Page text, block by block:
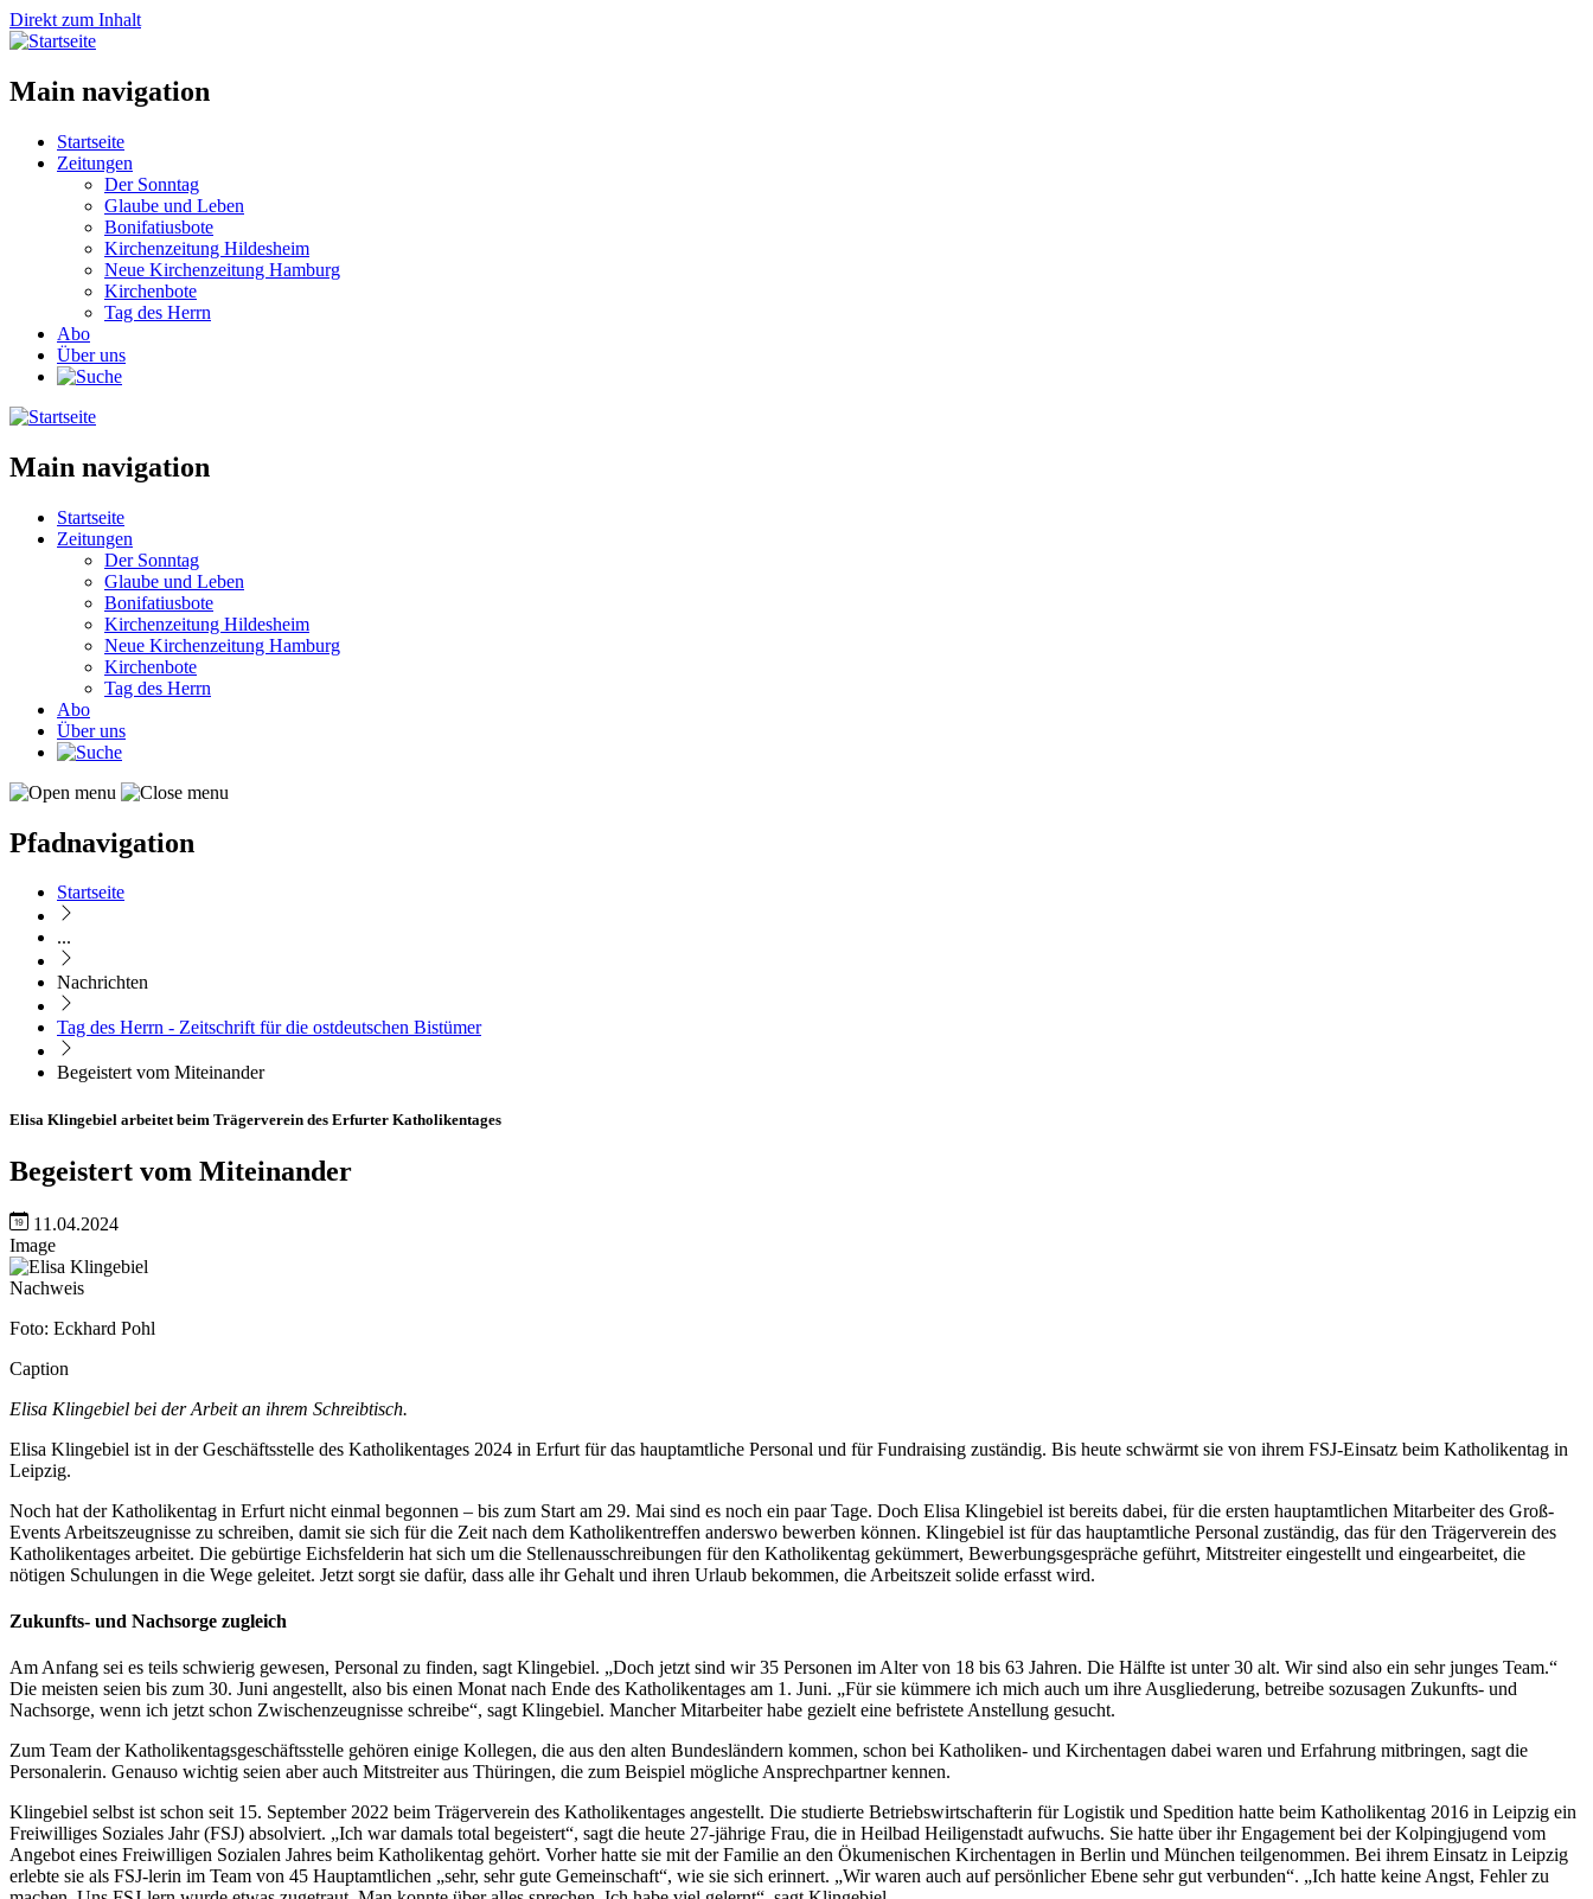
Direkt zum Inhalt
Main navigation
Startseite
Zeitungen
Der Sonntag
Glaube und Leben
Bonifatiusbote
Kirchenzeitung Hildesheim
Neue Kirchenzeitung Hamburg
Kirchenbote
Tag des Herrn
Abo
Über uns
Main navigation
Startseite
Zeitungen
Der Sonntag
Glaube und Leben
Bonifatiusbote
Kirchenzeitung Hildesheim
Neue Kirchenzeitung Hamburg
Kirchenbote
Tag des Herrn
Abo
Über uns
Pfadnavigation
Startseite
...
Nachrichten
Tag des Herrn - Zeitschrift für die ostdeutschen Bistümer
Begeistert vom Miteinander
Elisa Klingebiel arbeitet beim Trägerverein des Erfurter Katholikentages
Begeistert vom Miteinander
11.04.2024
Image
Nachweis
Foto: Eckhard Pohl
Caption
Elisa Klingebiel bei der Arbeit an ihrem Schreibtisch.
Elisa Klingebiel ist in der Geschäftsstelle des Katholikentages 2024 in Erfurt für das hauptamtliche Personal und für Fundraising zuständig. Bis heute schwärmt sie von ihrem FSJ-Einsatz beim Katholikentag in
Leipzig.
Noch hat der Katholikentag in Erfurt nicht einmal begonnen – bis zum Start am 29. Mai sind es noch ein paar Tage. Doch Elisa Klingebiel ist bereits dabei, für die ersten hauptamtlichen Mitarbeiter des Groß-
Events Arbeitszeugnisse zu schreiben, damit sie sich für die Zeit nach dem Katholikentreffen anderswo bewerben können. Klingebiel ist für das hauptamtliche Personal zuständig, das für den Trägerverein des
Katholikentages arbeitet. Die gebürtige Eichsfelderin hat sich um die Stellenausschreibungen für den Katholikentag gekümmert, Bewerbungsgespräche geführt, Mitstreiter eingestellt und eingearbeitet, die
nötigen Schulungen in die Wege geleitet. Jetzt sorgt sie dafür, dass alle ihr Gehalt und ihren Urlaub bekommen, die Arbeitszeit solide erfasst wird.
Zukunfts- und Nachsorge zugleich
Am Anfang sei es teils schwierig gewesen, Personal zu finden, sagt Klingebiel. „Doch jetzt sind wir 35 Personen im Alter von 18 bis 63 Jahren. Die Hälfte ist unter 30 alt. Wir sind also ein sehr junges Team.“
Die meisten seien bis zum 30. Juni angestellt, also bis einen Monat nach Ende des Katholikentages am 1. Juni. „Für sie kümmere ich mich auch um ihre Ausgliederung, betreibe sozusagen Zukunfts- und
Nachsorge, wenn ich jetzt schon Zwischenzeugnisse schreibe“, sagt Klingebiel. Mancher Mitarbeiter habe gezielt eine befristete Anstellung gesucht.
Zum Team der Katholikentagsgeschäftsstelle gehören einige Kollegen, die aus den alten Bundesländern kommen, schon bei Katholiken- und Kirchentagen dabei waren und Erfahrung mitbringen, sagt die
Personalerin. Genauso wichtig seien aber auch Mitstreiter aus Thüringen, die zum Beispiel mögliche Ansprechpartner kennen.
Klingebiel selbst ist schon seit 15. September 2022 beim Trägerverein des Katholikentages angestellt. Die studierte Betriebswirtschafterin für Logistik und Spedition hatte beim Katholikentag 2016 in Leipzig ein
Freiwilliges Soziales Jahr (FSJ) absolviert. „Ich war damals total begeistert“, sagt die heute 27-jährige Frau, die in Heilbad Heiligenstadt aufwuchs. Sie hatte über ihr Engagement bei der Kolpingjugend vom
Angebot eines Freiwilligen Sozialen Jahres beim Katholikentag gehört. Vorher hatte sie mit der Familie an den Ökumenischen Kirchentagen in Berlin und München teilgenommen. Bei ihrem Einsatz in Leipzig
erlebte sie als FSJ-lerin im Team von 45 Hauptamtlichen „sehr, sehr gute Gemeinschaft“, wie sie sich erinnert. „Wir waren auch auf persönlicher Ebene sehr gut verbunden“. „Ich hatte keine Angst, Fehler zu